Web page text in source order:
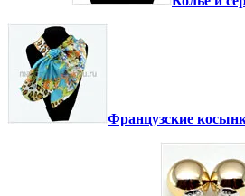
Французские